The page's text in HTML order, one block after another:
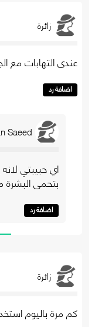
زائرة
عندي التهابات مع
اضافة رد
Saeed
اي حبيبتي
بتحمي البشرة
اضافة رد
زائرة
كم مرة باليوم